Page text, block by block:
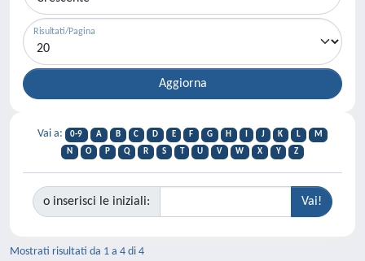
Risultati/Pagina
Vai a: 0-9 A B C D E F G H J K L
M
N
O P Q R S T U V W X Y Z
o inserisci le iniziali:
Mostrati risultati da 1 a 4 di 4